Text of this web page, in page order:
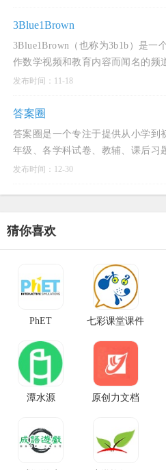
学设计、教学反思、课
3Blue1Brown
3Blue1Brown（也称为3b1b）是一
作数学视频和教育内容而闻名的频
官网为 www.3blue1brown.com。该
学习，并在Khan Academy工作过。
3Blue1Brown的视频内容涵盖广泛
数
发布时间：11-18
答案圈
答案圈是一个专注于提供从小学到
年级、各学科试卷、教辅、课后习
的在线平台。它旨在帮助学生和家
发布时间：12-30
猜你喜欢
PhET 七彩课堂课件
潭水源 原创力文档